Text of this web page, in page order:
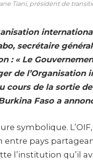
Tiani, président de
secrétaire
: « Le
de l’Organisation
cours de la sortie
Faso a
symbolique. L’OIF,
pays
l’institution qu’il